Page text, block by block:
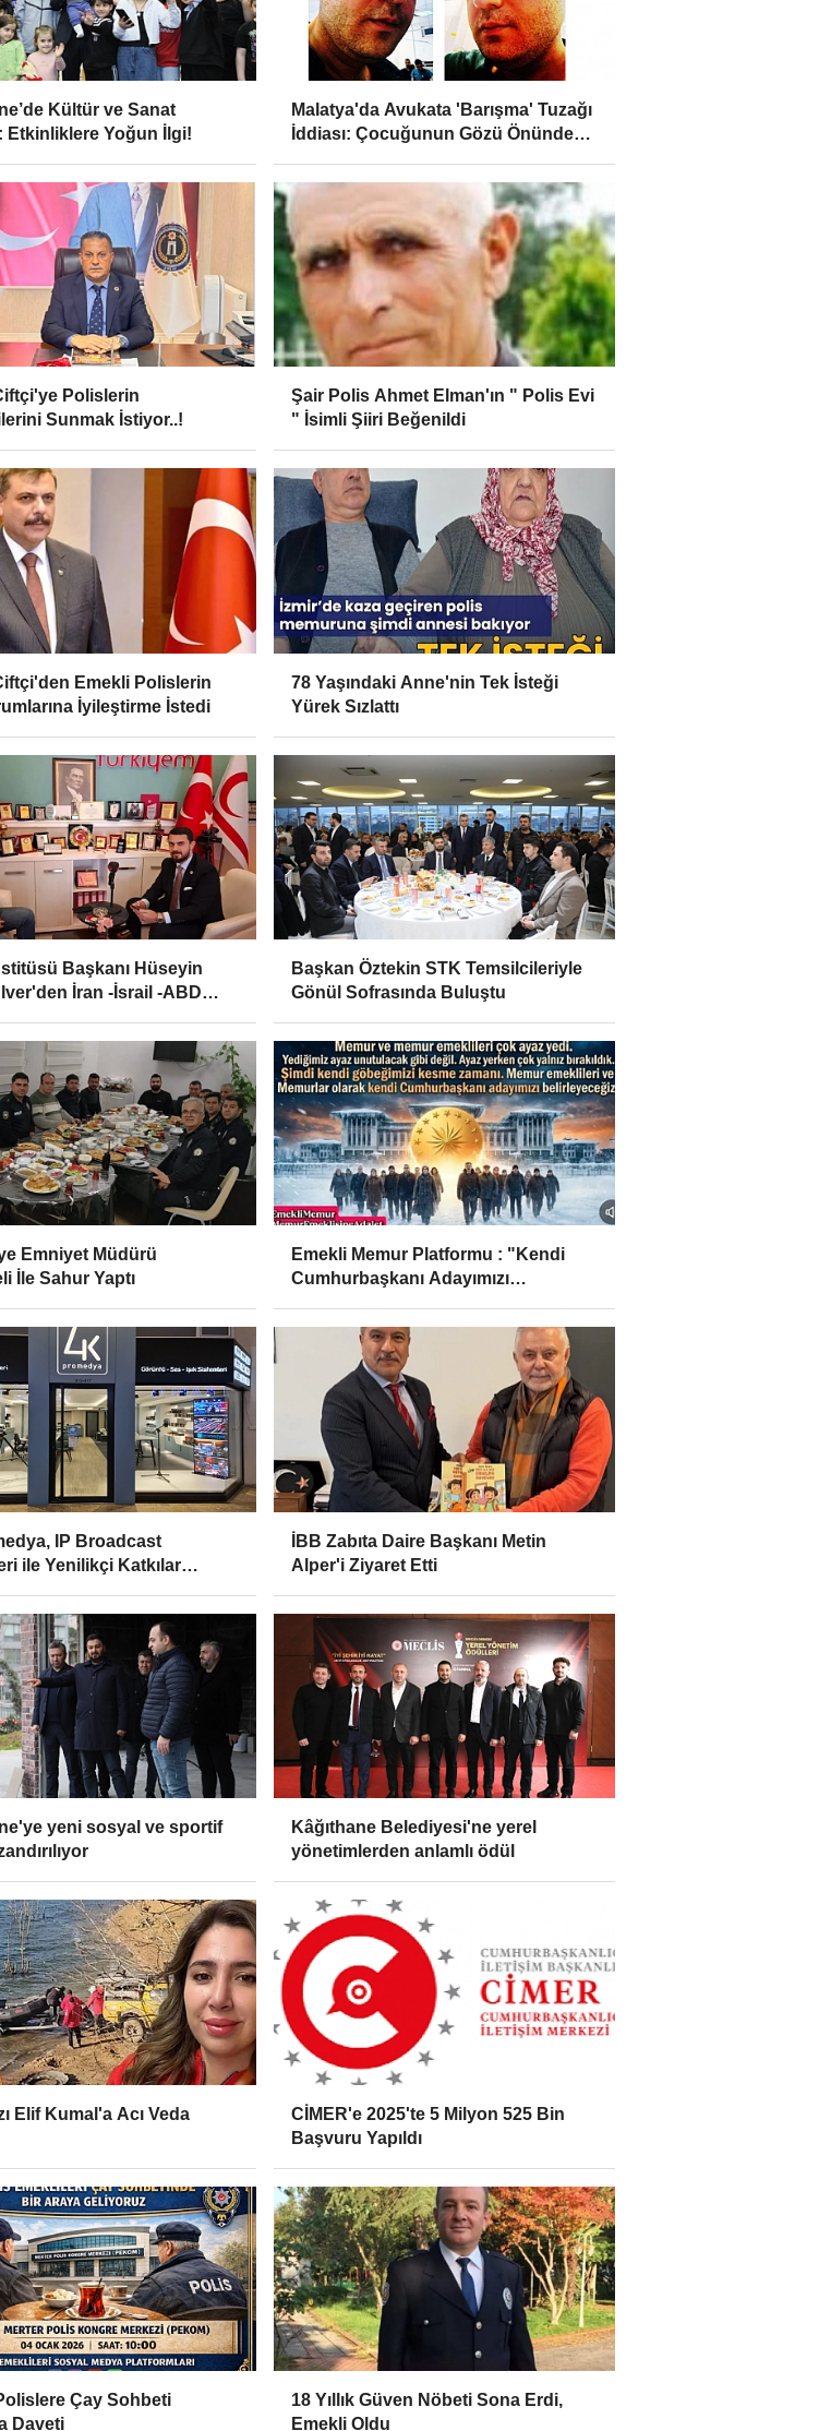
Kültür ve Sanat
Etkinliklere Yoğun İlgi!
Malatya'da Avukata 'Barışma' Tuzağı
İddiası: Çocuğunun Gözü Önünde
Polislerin
Sunmak İstiyor..!
Şair Polis Ahmet Elman'ın " Polis Evi
" İsimli Şiiri Beğenildi
Emekli Polislerin
İyileştirme İstedi
78 Yaşındaki Anne'nin Tek İsteği
Yürek Sızlattı
Başkanı Hüseyin
İran -İsrail -ABD
Başkan Öztekin STK Temsilcileriyle
Gönül Sofrasında Buluştu
Emniyet Müdürü
İle Sahur Yaptı
Emekli Memur Platformu : "Kendi
Cumhurbaşkanı Adayımızı
IP Broadcast
ile Yenilikçi Katkılar
İBB Zabıta Daire Başkanı Metin
Alper'i Ziyaret Etti
yeni sosyal ve sportif
Kâğıthane Belediyesi'ne yerel
yönetimlerden anlamlı ödül
Elif Kumal'a Acı Veda
CİMER'e 2025'te 5 Milyon 525 Bin
Başvuru Yapıldı
Çay Sohbeti
Daveti
18 Yıllık Güven Nöbeti Sona Erdi,
Emekli Oldu